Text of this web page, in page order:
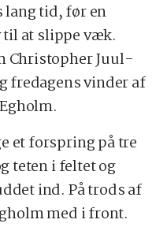
tid, før en
til at slippe væk.
Christopher Juul-
fredagens vinder af
et forspring på tre
teten i feltet og
ind. På trods af
med i front.